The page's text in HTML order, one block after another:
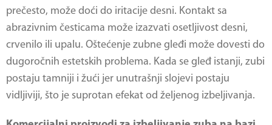
prečesto, može doći do iritacije desni. Kontakt sa
abrazivnim česticama može izazvati osetljivost desni,
crvenilo ili upalu. Oštećenje zubne gleđi može dovesti do
dugoročnih estetskih problema. Kada se gleđ istanji, zubi
postaju tamniji i žući jer unutrašnji slojevi postaju
vidljiviji, što je suprotan efekat od željenog izbeljivanja.